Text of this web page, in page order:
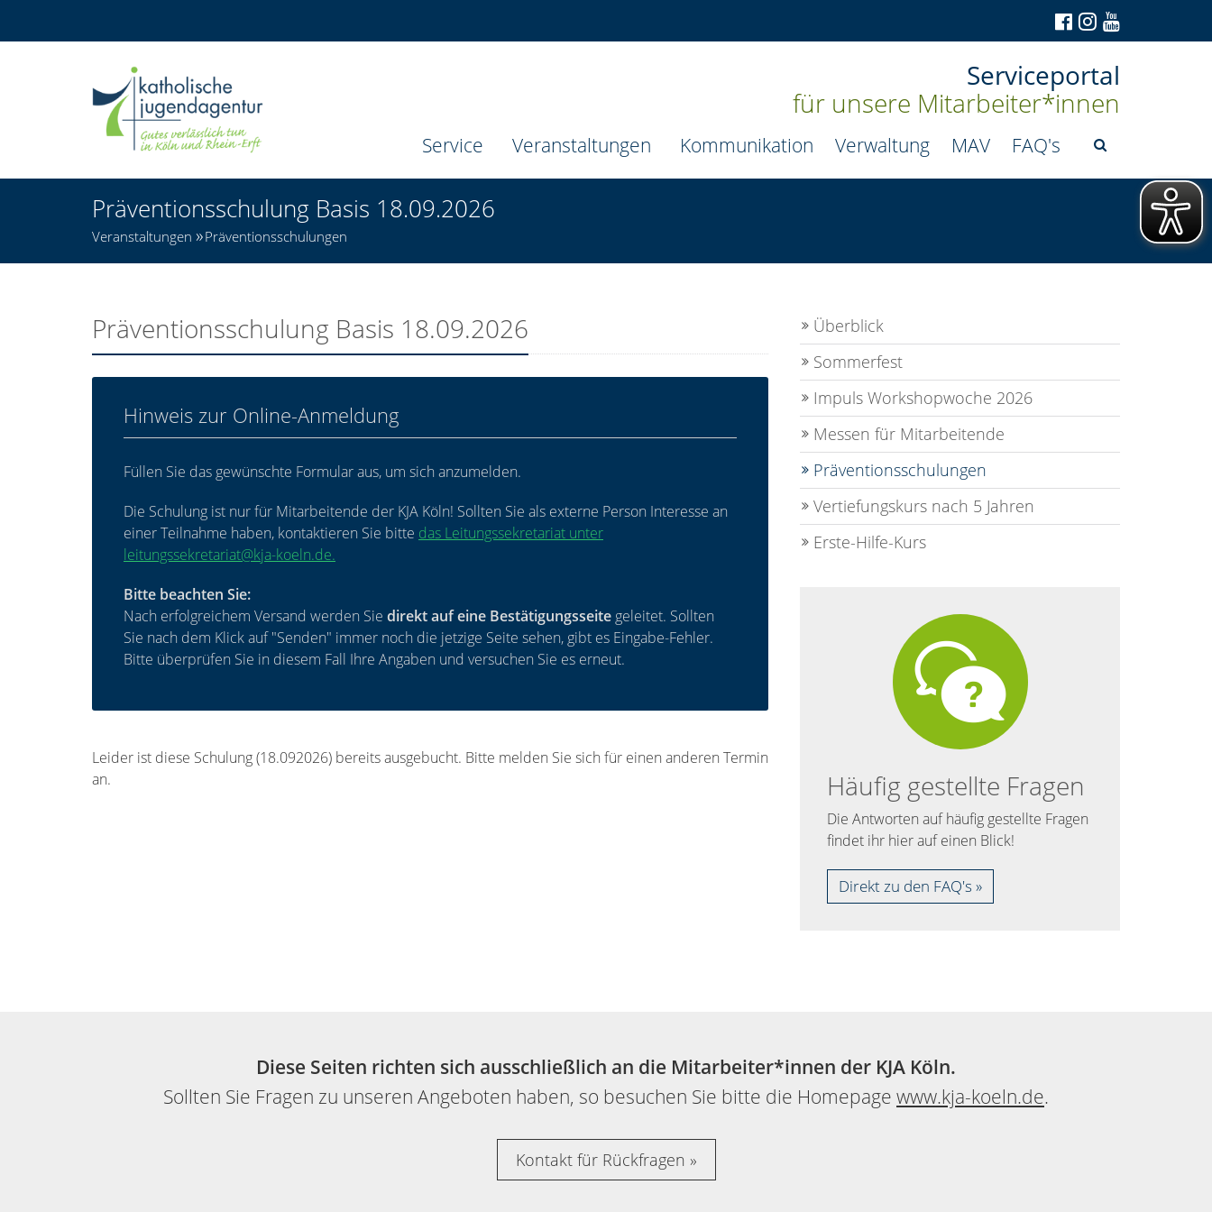
Serviceportal
für unsere Mitarbeiter*innen
Service Veranstaltungen Kommunikation Verwaltung MAV FAQ's
Präventionsschulung Basis 18.09.2026
Veranstaltungen Präventionsschulungen
Präventionsschulung Basis 18.09.2026
Hinweis zur Online-Anmeldung
Füllen Sie das gewünschte Formular aus, um sich anzumelden.
Die Schulung ist nur für Mitarbeitende der KJA Köln! Sollten Sie als externe Person Interesse an
einer Teilnahme haben, kontaktieren Sie bitte das Leitungssekretariat unter
leitungssekretariat@kja-koeln.de.
Bitte beachten Sie:
Nach erfolgreichem Versand werden Sie direkt auf eine Bestätigungsseite geleitet. Sollten
Sie nach dem Klick auf "Senden" immer noch die jetzige Seite sehen, gibt es Eingabe-Fehler.
Bitte überprüfen Sie in diesem Fall Ihre Angaben und versuchen Sie es erneut.
Leider ist diese Schulung (18.092026) bereits ausgebucht. Bitte melden Sie sich für einen anderen Termin
an.
Überblick
Sommerfest
Impuls Workshopwoche 2026
Messen für Mitarbeitende
Präventionsschulungen
Vertiefungskurs nach 5 Jahren
Erste-Hilfe-Kurs
Häufig gestellte Fragen
Die Antworten auf häufig gestellte Fragen
findet ihr hier auf einen Blick!
Direkt zu den FAQ's
Diese Seiten richten sich ausschließlich an die Mitarbeiter*innen der KJA Köln.
Sollten Sie Fragen zu unseren Angeboten haben, so besuchen Sie bitte die Homepage www.kja-koeln.de.
Kontakt für Rückfragen